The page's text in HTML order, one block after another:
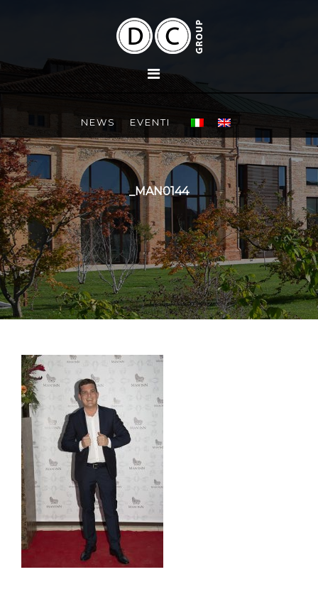
NEWS EVENTI
_MAN0144